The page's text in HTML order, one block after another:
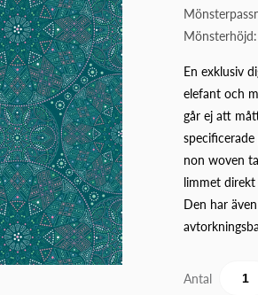
Mönsterhöjd:
En exklusiv
elefant och
går ej att
non woven
limmet
Den har
Antal